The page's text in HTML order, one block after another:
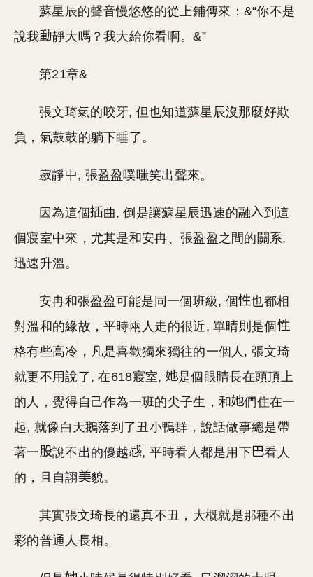
蘇星辰的聲音慢悠悠的從上鋪傳來：&“你不是
說我
靜大嗎？我大給你看啊。&”
第21章&
張文琦氣的咬牙, 但也知道蘇星辰沒那麼好欺
負，氣鼓鼓的躺下睡了。
寂靜中, 張盈盈噗嗤笑出聲來。
因為這個 曲, 倒是讓蘇星辰迅速的融
到這
個寢室中來，尤其是和安冉、張盈盈之間的關系,
迅速升溫。
安冉和張盈盈可能是同一個班級, 個
也都相
對溫和的緣故，平時兩人走的很近, 單晴則是個
格有些高冷，凡是喜歡獨來獨往的一個人, 張文琦
就更不用說了, 在618寢室,
是個眼睛長在頭頂上
的人，覺得自己作為一班的尖子生，和
們住在一
起, 就像白天鵝落到了丑小鴨群，說話做事總是帶
著一
說不出的優越 , 平時看人都是用下
看人
的，且自詡
貌。
其實張文琦長的還真不丑，大概就是那種不出
彩的普通人長相。